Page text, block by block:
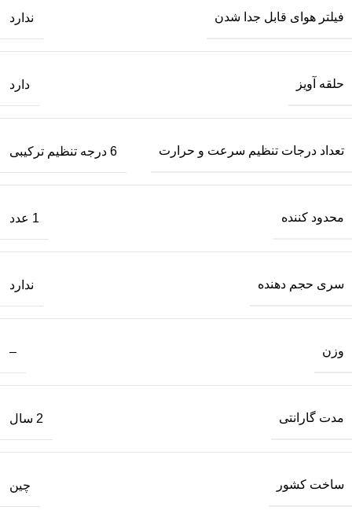
فیلتر هوای قابل جدا شدن ندارد
حلقه آویز دارد
تعداد درجات تنظیم سرعت و حرارت 6 درجه تنظیم ترکیبی
محدود کننده 1 عدد
سری حجم دهنده ندارد
وزن –
مدت گارانتی 2 سال
ساخت کشور چین